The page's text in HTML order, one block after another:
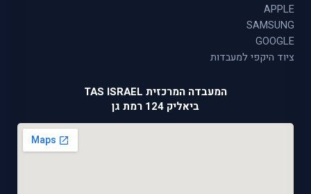
APPLE
SAMSUNG
GOOGLE
ציוד היקפי למעבדות
המעבדה המרכזית TAS ISRAEL
ביאליק 124 רמת גן